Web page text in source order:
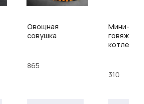
Овощная
совушка
865
Мини-
говяжьей
котлетой
310